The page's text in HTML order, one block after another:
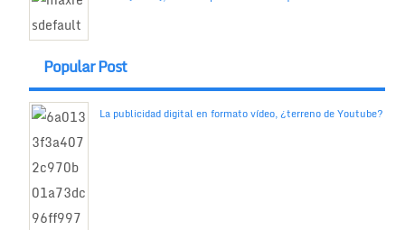
Popular Post
La publicidad digital en formato vídeo, ¿terreno de Youtube?